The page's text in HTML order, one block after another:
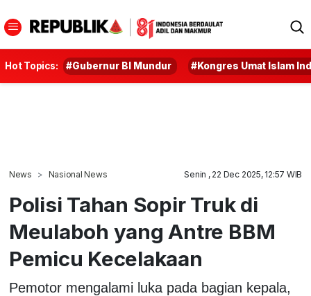
Hot Topics: #Gubernur BI Mundur #Kongres Umat Islam
News Nasional News Senin , 22 Dec 2025, 12:57 WIB
Polisi Tahan Sopir Truk di
Meulaboh yang Antre BBM
Pemicu Kecelakaan
Pemotor mengalami luka pada bagian kepala,